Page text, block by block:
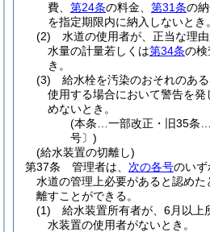
費、 第24条の料金、 第31条の
を指定期限内に納入しないとき。
(2)
水道の使用者が、正当な理由
水量の計量若しくは第34条の検
き。
(3)
給水栓を汚染のおそれのあ
使用する場合において警告を
めないとき。
(本条…一部改正・旧35条
号〕)
(給水装置の切離し)
第37条
管理者は、 次の各号のいず
水道の管理上必要があると認めた
離すことができる。
(1)
給水装置所有者が、6月以上
水装置の使用者がないとき。